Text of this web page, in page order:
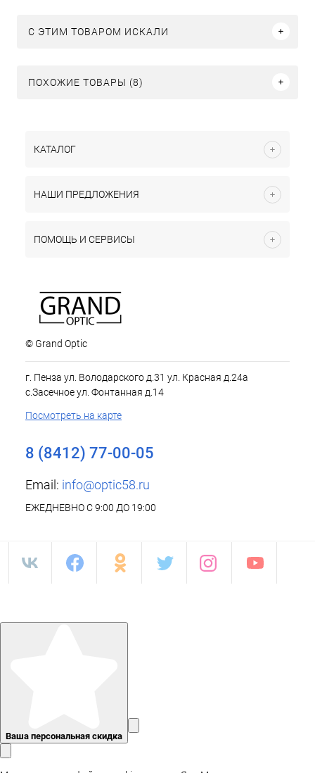
C ЭТИМ ТОВАРОМ ИСКАЛИ
ПОХОЖИЕ ТОВАРЫ (8)
КАТАЛОГ
НАШИ ПРЕДЛОЖЕНИЯ
ПОМОЩЬ И СЕРВИСЫ
© Grand Optic
г. Пенза ул. Володарского д.31 ул. Красная д.24а
с.Засечное ул. Фонтанная д.14
Посмотреть на карте
8 (8412) 77-00-05
Email: info@optic58.ru
ЕЖЕДНЕВНО С 9:00 ДО 19:00
Ваша персональная скидка